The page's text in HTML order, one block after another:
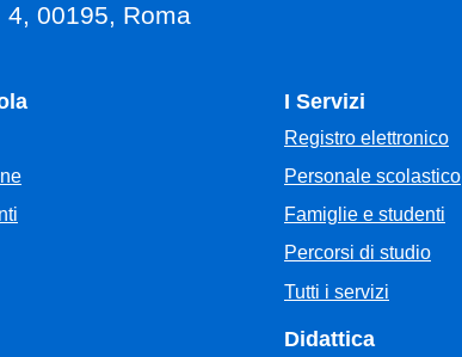
00195, Roma
I Servizi
Registro elettronico
Personale scolastico
Famiglie e studenti
Percorsi di studio
Tutti i servizi
Didattica